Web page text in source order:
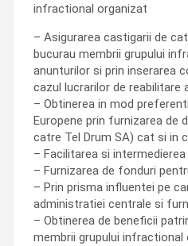
infractional organizat
– Asigurarea castigarii de
bucurau membrii grupului
anunturilor si prin inserarea
cazul lucrarilor de reabilitare
– Obtinerea in mod
Europene prin furnizarea
catre Tel Drum SA) cat si in
– Facilitarea si
– Furnizarea de fonduri
– Prin prisma influentei pe
administratiei centrale si
– Obtinerea de beneficii
membrii grupului infractional